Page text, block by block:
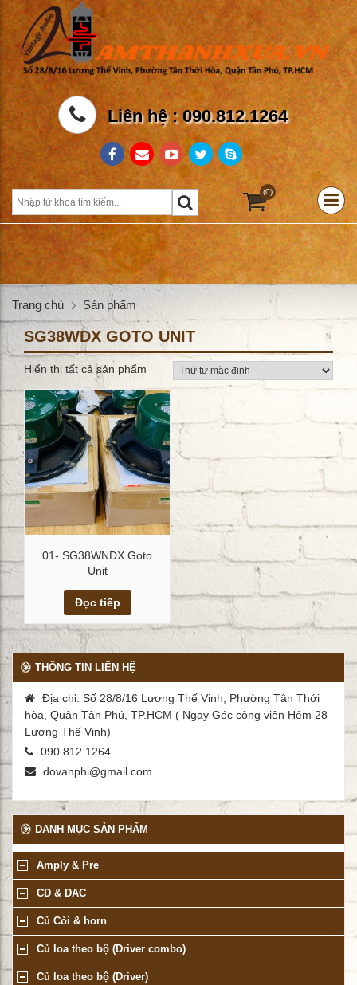
Liên hệ : 090.812.1264
(0)
Trang chủ Sản phẩm
SG38WDX GOTO UNIT
Hiển thị tất cả sản phẩm
Xem chi tiết
01- SG38WNDX Goto
Unit
Đọc tiếp
THÔNG TIN LIÊN HỆ
Địa chỉ: Số 28/8/16 Lương Thế Vinh, Phường Tân Thới
hòa, Quận Tân Phú, TP.HCM ( Ngay Góc công viên Hẻm 28
Lương Thế Vinh)
090.812.1264
dovanphi@gmail.com
DANH MỤC SẢN PHẨM
Amply & Pre
CD & DAC
Củ Còi & horn
Củ loa theo bộ (Driver combo)
Củ loa theo bộ (Driver)